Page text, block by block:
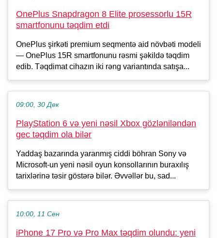
OnePlus Snapdragon 8 Elite prosessorlu 15R
smartfonunu təqdim etdi
OnePlus şirkəti premium seqmentə aid növbəti modeli
— OnePlus 15R smartfonunu rəsmi şəkildə təqdim
edib. Təqdimat cihazın iki rəng variantında satışa...
09:00, 30 Дек
PlayStation 6 və yeni nəsil Xbox gözləniləndən
gec təqdim ola bilər
Yaddaş bazarında yaranmış ciddi böhran Sony və
Microsoft-un yeni nəsil oyun konsollarının buraxılış
tarixlərinə təsir göstərə bilər. Əvvəllər bu, sad...
10:00, 11 Сен
iPhone 17 Pro və Pro Max təqdim olundu: yeni